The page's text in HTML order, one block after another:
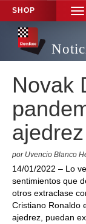
SHOP
Novak
ajedrez
por Uvencio Blanco
14/01/2022 – Lo
sentimientos que
otros extraclase
Cristiano Ronaldo
ajedrez, puedan